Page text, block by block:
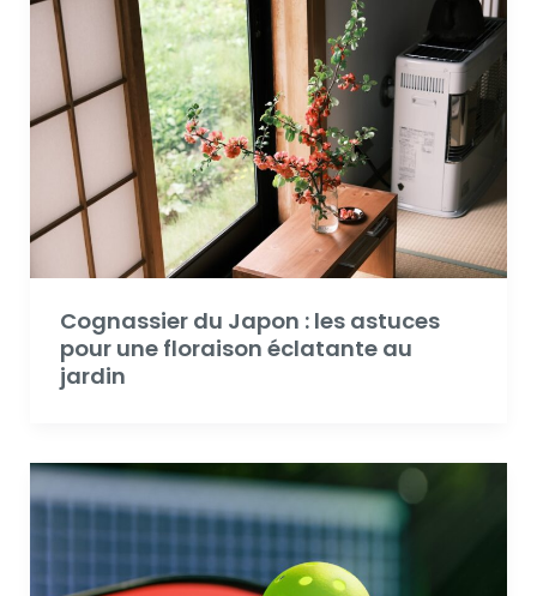
Cognassier du Japon : les astuces
pour une floraison éclatante au
jardin